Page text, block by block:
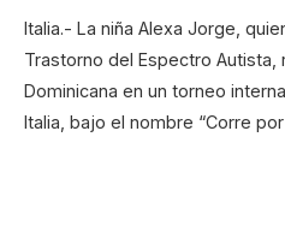
Italia.- La niña Alexa Jorge,
Trastorno del Espectro Autista,
Dominicana en un torneo
Italia, bajo el nombre “Corre